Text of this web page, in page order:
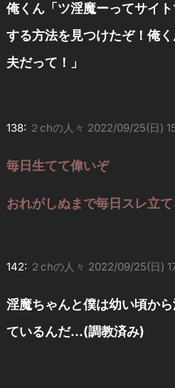
俺くん「ツ淫魔ーってサイ
する方法を見つけたぞ！俺
夫だって！」
138: ２chの人々 2022/09/25(日)
毎日生てて偉いぞ
おれがしぬまで毎日スレ立
142: ２chの人々 2022/09/25(日)
淫魔ちゃんと僕は幼い頃か
ているんだ…(調教済み)